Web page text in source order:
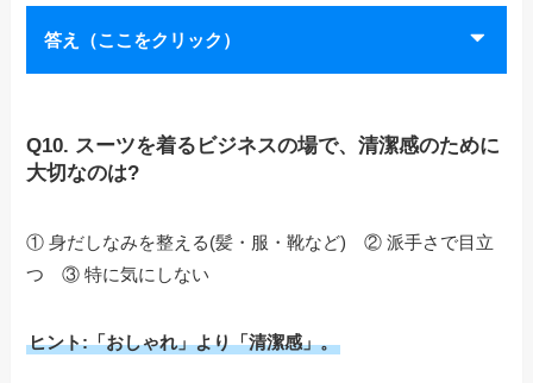
答え（ここをクリック）
Q10. スーツを着るビジネスの場で、清潔感のために
大切なのは?
① 身だしなみを整える(髪・服・靴など) ② 派手さで目立
つ ③ 特に気にしない
ヒント:「おしゃれ」より「清潔感」。